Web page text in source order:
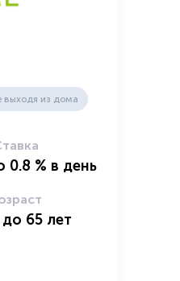
выходя из дома
0.8 % в день
до 65 лет